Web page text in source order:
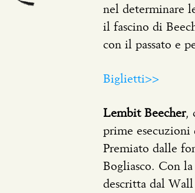
nel determinare
il fascino di
con il passato e
Biglietti>>
Lembit Beecher,
prime esecuzioni
Premiato dalle
Bogliasco. Con
descritta dal Wall